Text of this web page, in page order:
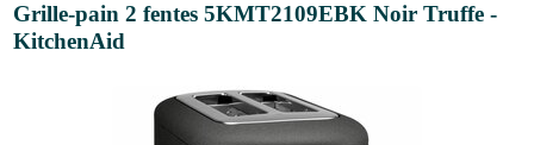
Grille-pain 2 fentes 5KMT2109EBK Noir Truffe -
KitchenAid